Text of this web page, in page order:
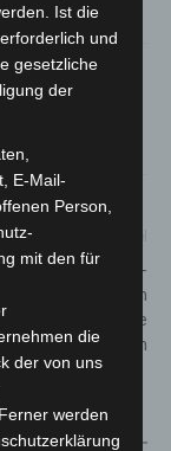
Hainholz: 46-
auf Nachbarin
ein und verletzt sie
lebensgefährlich
Ist die
und
gesetzliche
der
E-Mail-
Person,
mit den für
die
der von uns
werden